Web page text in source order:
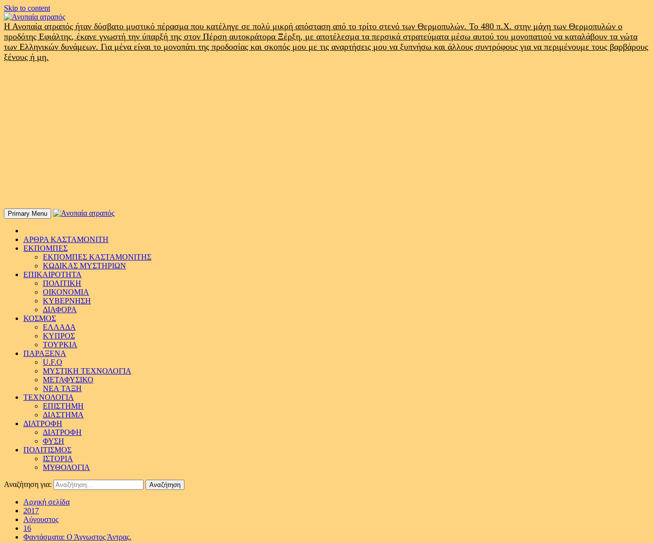
Skip to content
Η Ανοπαία ατραπός ήταν δύσβατο μυστικό πέρασμα που κατέληγε σε πολύ μικρή απόσταση από το τρίτο στενό των Θερμοπυλών. Το 480 π.Χ. στην μάχη των Θερμοπυλών ο
προδότης Εφιάλτης, έκανε γνωστή την ύπαρξή της στον Πέρση αυτοκράτορα Ξέρξη, με αποτέλεσμα τα περσικά στρατεύματα μέσω αυτού του μονοπατιού να καταλάβουν τα νώτα
των Ελληνικών δυνάμεων. Για μένα είναι το μονοπάτι της προδοσίας και σκοπός μου με τις αναρτήσεις μου να ξυπνήσω και άλλους συντρόφους για να περιμένουμε τους βαρβάρους
ξένους ή μη.
Primary Menu
ΑΡΘΡΑ ΚΑΣΤΑΜΟΝΙΤΗ
ΕΚΠΟΜΠΕΣ
ΕΚΠΟΜΠΕΣ ΚΑΣΤΑΜΟΝΙΤΗΣ
ΚΩΔΙΚΑΣ ΜΥΣΤΗΡΙΩΝ
ΕΠΙΚΑΙΡΟΤΗΤΑ
ΠΟΛΙΤΙΚΗ
ΟΙΚΟΝΟΜΙΑ
ΚΥΒΕΡΝΗΣΗ
ΔΙΑΦΟΡΑ
ΚΟΣΜΟΣ
ΕΛΛΑΔΑ
ΚΥΠΡΟΣ
ΤΟΥΡΚΙΑ
ΠΑΡΑΞΕΝΑ
U.F.O
ΜΥΣΤΙΚΗ ΤΕΧΝΟΛΟΓΙΑ
ΜΕΤΑΦΥΣΙΚΟ
ΝΕΑ ΤΑΞΗ
ΤΕΧΝΟΛΟΓΙΑ
ΕΠΙΣΤΗΜΗ
ΔΙΑΣΤΗΜΑ
ΔΙΑΤΡΟΦΗ
ΔΙΑΤΡΟΦΗ
ΦΥΣΗ
ΠΟΛΙΤΙΣΜΟΣ
ΙΣΤΟΡΙΑ
ΜΥΘΟΛΟΓΙΑ
Αναζήτηση για:
Αρχική σελίδα
2017
Αύγουστος
16
Φαντάσματα: Ο Άγνωστος Άντρας.